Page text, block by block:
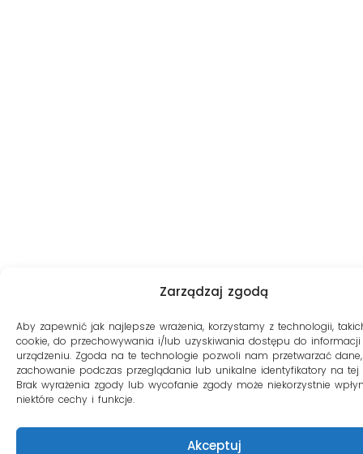
Zarządzaj zgodą
Aby zapewnić jak najlepsze wrażenia, korzystamy z technologii,
cookie, do przechowywania i/lub uzyskiwania dostępu do
urządzeniu. Zgoda na te technologie pozwoli nam przetwarzać
zachowanie podczas przeglądania lub unikalne identyfikatory na tej
Brak wyrażenia zgody lub wycofanie zgody może niekorzystnie
niektóre cechy i funkcje.
Akceptuj